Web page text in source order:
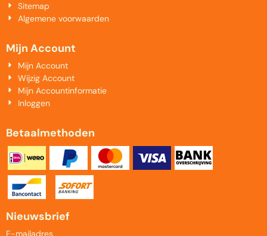
Sitemap
Algemene voorwaarden
Mijn Account
Mijn Account
Wijzig Account
Mijn Accountinformatie
Inloggen
Betaalmethoden
Nieuwsbrief
E-mailadresVul je e-mailadres in voor de nieuwsbrief